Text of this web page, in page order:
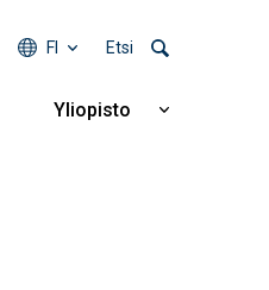
FI Etsi
Yliopisto
Näytä